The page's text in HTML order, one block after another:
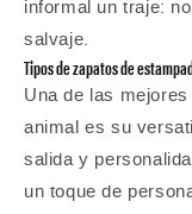
informal un traje:
salvaje.
Tipos de zapatos de
Una de las
animal es su
salida y
un toque de